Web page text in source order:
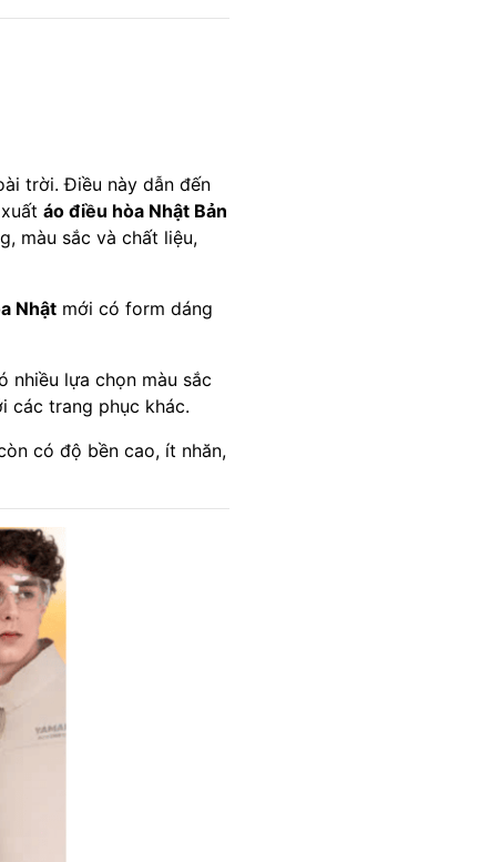
trời. Điều này dẫn đến
áo điều hòa Nhật Bản
màu sắc và chất liệu,
Nhậtmới có form dáng
nhiều lựa chọn màu sắc
các trang phục khác.
có độ bền cao, ít nhăn,